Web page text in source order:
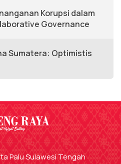
Korupsi dalam
Governance
Sumatera: Optimistis
Palu Sulawesi Tengah